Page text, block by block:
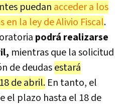
puedan acceder a los
en la ley de Alivio Fiscal.
podrá realizarse
mientras que la solicitud
de deudasestará
de abril. En tanto, el
el plazo hasta el 18 de